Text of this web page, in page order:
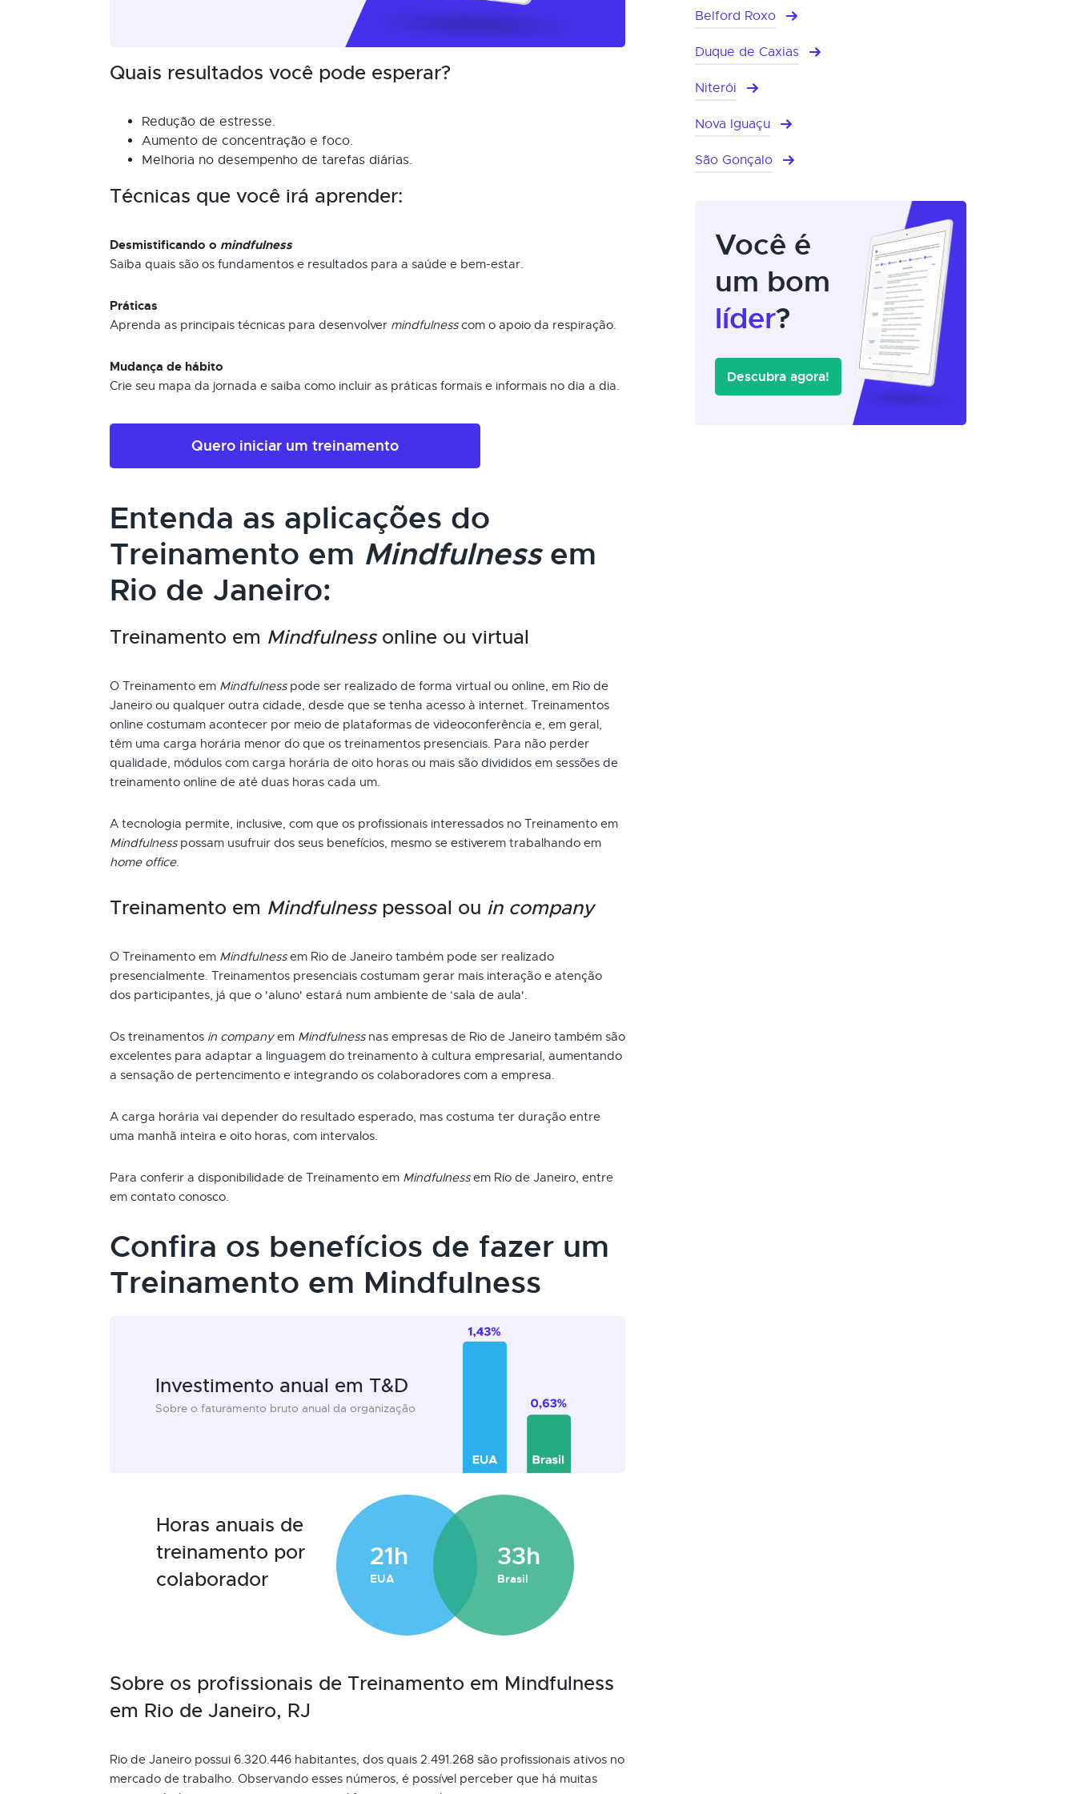
Quais resultados você pode esperar?
Redução de estresse.
Aumento de concentração e foco.
Melhoria no desempenho de tarefas diárias.
Técnicas que você irá aprender:
Desmistificando o mindfulness
Saiba quais são os fundamentos e resultados para a saúde e bem-estar.
Práticas
Aprenda as principais técnicas para desenvolver mindfulnesscom o apoio da respiração.
Mudança de hábito
Crie seu mapa da jornada e saiba como incluir as práticas formais e informais no dia a dia.
Quero iniciar um treinamento
Entenda as aplicações do
Treinamento em Mindfulnessem
Rio de Janeiro:
Treinamento em Mindfulnessonline ou virtual
O Treinamento em Mindfulnesspode ser realizado de forma virtual ou online, em Rio de
Janeiro ou qualquer outra cidade, desde que se tenha acesso à internet. Treinamentos
online costumam acontecer por meio de plataformas de videoconferência e, em geral,
têm uma carga horária menor do que os treinamentos presenciais. Para não perder
qualidade, módulos com carga horária de oito horas ou mais são divididos em sessões de
treinamento online de até duas horas cada um.
A tecnologia permite, inclusive, com que os profissionais interessados no Treinamento em
Mindfulnesspossam usufruir dos seus benefícios, mesmo se estiverem trabalhando em
home office.
Treinamento em Mindfulnesspessoal ou in company
O Treinamento em Mindfulnessem Rio de Janeiro também pode ser realizado
presencialmente. Treinamentos presenciais costumam gerar mais interação e atenção
dos participantes, já que o 'aluno' estará num ambiente de ‘sala de aula'.
Os treinamentos in companyem Mindfulnessnas empresas de Rio de Janeiro também são
excelentes para adaptar a linguagem do treinamento à cultura empresarial, aumentando
a sensação de pertencimento e integrando os colaboradores com a empresa.
A carga horária vai depender do resultado esperado, mas costuma ter duração entre
uma manhã inteira e oito horas, com intervalos.
Para conferir a disponibilidade de Treinamento em Mindfulnessem Rio de Janeiro, entre
em contato conosco.
Confira os benefícios de fazer um
Treinamento em Mindfulness
Investimento anual em T&D
Sobre o faturamento bruto anual da organização
Horas anuais de
treinamento por
colaborador
21h
EUA
33h
Brasil
Sobre os profissionais de Treinamento em Mindfulness
em Rio de Janeiro, RJ
Rio de Janeiro possui 6.320.446 habitantes, dos quais 2.491.268 são profissionais ativos no
mercado de trabalho. Observando esses números, é possível perceber que há muitas
Belford Roxo
Duque de Caxias
Niterói
Nova Iguaçu
São Gonçalo
Você é
um bom
líder?
Descubra agora!